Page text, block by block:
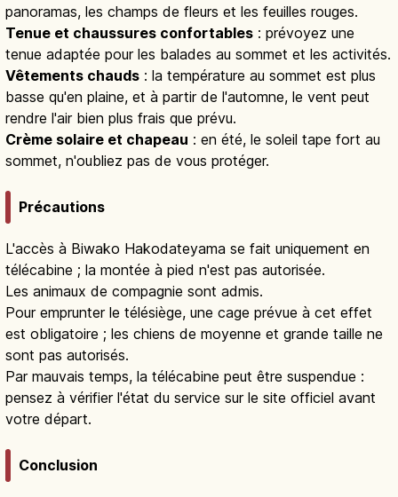
panoramas, les champs de fleurs et les feuilles rouges.
Tenue et chaussures confortables : prévoyez une
tenue adaptée pour les balades au sommet et les activités.
Vêtements chauds : la température au sommet est plus
basse qu'en plaine, et à partir de l'automne, le vent peut
rendre l'air bien plus frais que prévu.
Crème solaire et chapeau : en été, le soleil tape fort au
sommet, n'oubliez pas de vous protéger.
Précautions
L'accès à Biwako Hakodateyama se fait uniquement en
télécabine ; la montée à pied n'est pas autorisée.
Les animaux de compagnie sont admis.
Pour emprunter le télésiège, une cage prévue à cet effet
est obligatoire ; les chiens de moyenne et grande taille ne
sont pas autorisés.
Par mauvais temps, la télécabine peut être suspendue :
pensez à vérifier l'état du service sur le site officiel avant
votre départ.
Conclusion